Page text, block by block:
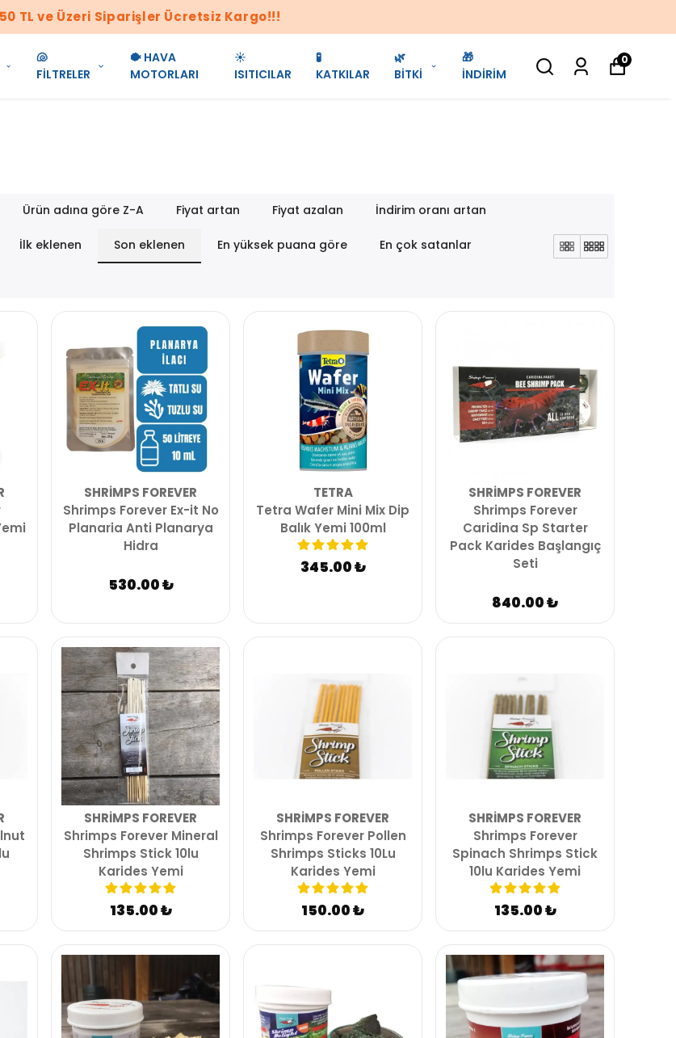
TL ve Üzeri Siparişler Ücretsiz Kargo!!!
🐚
FİLTRELER
🐡 HAVA
MOTORLARI
☀️
ISITICILAR
🧪
KATKILAR
🌿
BİTKİ
🎁
İNDİRİM
0
Ürün adına göre Z-A Fiyat artan Fiyat azalan İndirim oranı artan
İlk eklenen Son eklenen En yüksek puana göre En çok satanlar
SHRIMPS FOREVER
Shrimps Forever Ex-it No
Planaria Anti Planarya
Hidra
530.00 ₺
TETRA
Tetra Wafer Mini Mix Dip
Balık Yemi 100ml
345.00 ₺
SHRIMPS FOREVER
Shrimps Forever
Caridina Sp Starter
Pack Karides Başlangıç
Seti
840.00 ₺
SHRIMPS FOREVER
Shrimps Forever Mineral
Shrimps Stick 10lu
Karides Yemi
135.00 ₺
SHRIMPS FOREVER
Shrimps Forever Pollen
Shrimps Sticks 10Lu
Karides Yemi
150.00 ₺
SHRIMPS FOREVER
Shrimps Forever
Spinach Shrimps Stick
10lu Karides Yemi
135.00 ₺